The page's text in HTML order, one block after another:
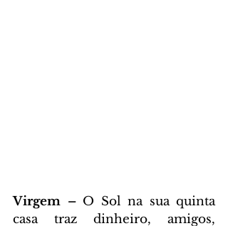
Virgem – O Sol na sua quinta
casa traz dinheiro, amigos,